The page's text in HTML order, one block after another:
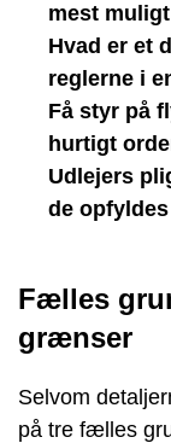
mest
Hvad er et
reglerne i
Få styr på
hurtigt
Udlejers
de opfyldes
Fælles
grænser
Selvom
på tre fælles